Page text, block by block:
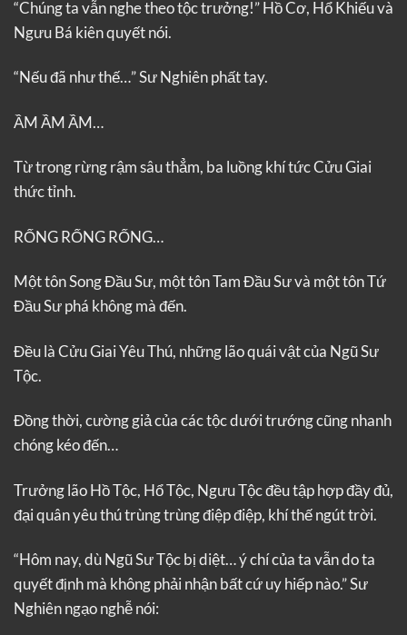
“Chúng ta vẫn nghe theo tộc trưởng!” Hồ Cơ, Hổ Khiếu và
Ngưu Bá kiên quyết nói.
“Nếu đã như thế…” Sư Nghiên phất tay.
ẦM ẦM ẦM…
Từ trong rừng rậm sâu thẳm, ba luồng khí tức Cửu Giai
thức tỉnh.
RỐNG RỐNG RỐNG…
Một tôn Song Đầu Sư, một tôn Tam Đầu Sư và một tôn Tứ
Đầu Sư phá không mà đến.
Đều là Cửu Giai Yêu Thú, những lão quái vật của Ngũ Sư
Tộc.
Đồng thời, cường giả của các tộc dưới trướng cũng nhanh
chóng kéo đến…
Trưởng lão Hồ Tộc, Hổ Tộc, Ngưu Tộc đều tập hợp đầy đủ,
đại quân yêu thú trùng trùng điệp điệp, khí thế ngút trời.
“Hôm nay, dù Ngũ Sư Tộc bị diệt… ý chí của ta vẫn do ta
quyết định mà không phải nhận bất cứ uy hiếp nào.” Sư
Nghiên ngạo nghễ nói: